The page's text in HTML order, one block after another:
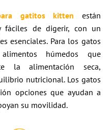
gatitos kitten están
fáciles de digerir, con un
esenciales. Para los gatos
húmedos que
la alimentación seca,
nutricional. Los gatos
opciones que ayudan a
su movilidad.